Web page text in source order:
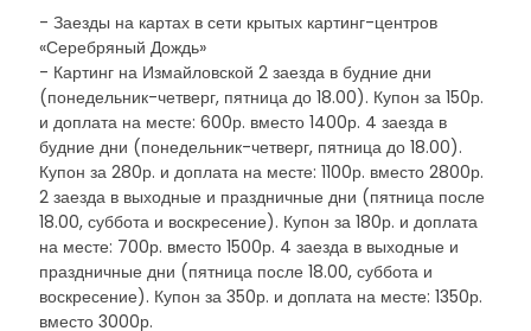
- Заезды на картах в сети крытых картинг-центров
«Серебряный Дождь»
- Картинг на Измайловской 2 заезда в будние дни
(понедельник-четверг, пятница до 18.00). Купон за 150р.
и доплата на месте: 600р. вместо 1400р. 4 заезда в
будние дни (понедельник-четверг, пятница до 18.00).
Купон за 280р. и доплата на месте: 1100р. вместо 2800р.
2 заезда в выходные и праздничные дни (пятница после
18.00, суббота и воскресение). Купон за 180р. и доплата
на месте: 700р. вместо 1500р. 4 заезда в выходные и
праздничные дни (пятница после 18.00, суббота и
воскресение). Купон за 350р. и доплата на месте: 1350р.
вместо 3000р.